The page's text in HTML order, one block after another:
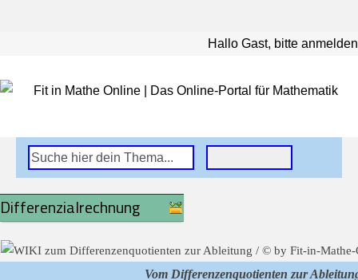
Hallo Gast, bitte anmelden
Differenzialrechnung
Vom Differenzenquotienten zur